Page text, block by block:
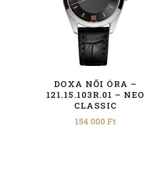
DOXA NŐI ÓRA –
121.15.103R.01 – NEO
CLASSIC
154 000 Ft